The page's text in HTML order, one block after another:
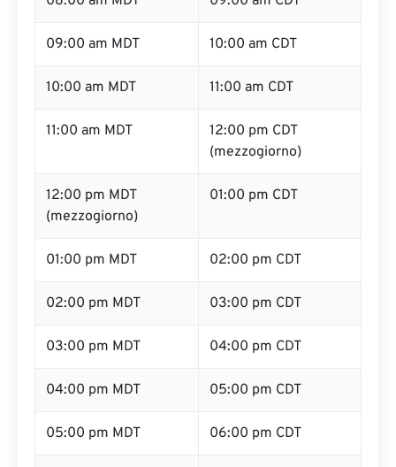
09:00 am MDT 10:00 am CDT
10:00 am MDT 11:00 am CDT
11:00 am MDT
12:00 pm CDT
(mezzogiorno)
12:00 pm MDT
(mezzogiorno)
01:00 pm CDT
01:00 pm MDT 02:00 pm CDT
02:00 pm MDT 03:00 pm CDT
03:00 pm MDT 04:00 pm CDT
04:00 pm MDT 05:00 pm CDT
05:00 pm MDT 06:00 pm CDT